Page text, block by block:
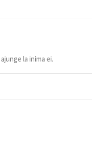
la inima ei.